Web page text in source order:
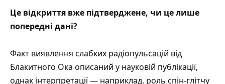
Це відкриття вже підтверджене, чи це лише
попередні дані?
Факт виявлення слабких радіопульсацій від
Блакитного Ока описаний у науковій публікації,
однак інтерпретації — наприклад, роль спін-глітчу